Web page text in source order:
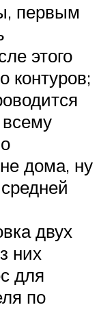
первым
этого
контуров;
дома, ну
двух
них
для
по